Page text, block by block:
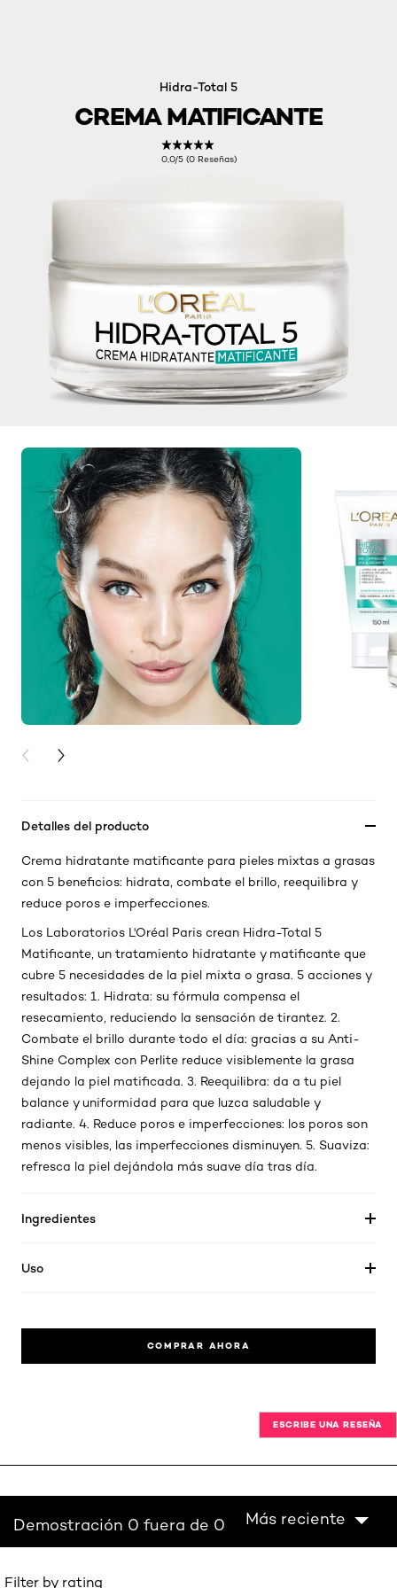
Hidra-Total 5
CREMA MATIFICANTE
0,0/5 (0 Reseñas)
PREVIOUS CARD
NEXT CARD
Detalles del producto
Crema hidratante matificante para pieles mixtas a grasas
con 5 beneficios: hidrata, combate el brillo, reequilibra y
reduce poros e imperfecciones.
Los Laboratorios L'Oréal Paris crean Hidra-Total 5
Matificante, un tratamiento hidratante y matificante que
cubre 5 necesidades de la piel mixta o grasa. 5 acciones y
resultados: 1. Hidrata: su fórmula compensa el
resecamiento, reduciendo la sensación de tirantez. 2.
Combate el brillo durante todo el día: gracias a su Anti-
Shine Complex con Perlite reduce visiblemente la grasa
dejando la piel matificada. 3. Reequilibra: da a tu piel
balance y uniformidad para que luzca saludable y
radiante. 4. Reduce poros e imperfecciones: los poros son
menos visibles, las imperfecciones disminuyen. 5. Suaviza:
refresca la piel dejándola más suave día tras día.
Ingredientes
Uso
COMPRAR AHORA
ESCRIBE UNA RESEÑA
Demostración 0 fuera de 0 Más reciente
Filter by rating